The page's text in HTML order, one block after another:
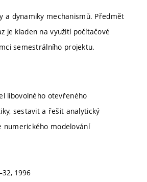
a dynamiky mechanismů. Předmět
je kladen na využití počítačové
semestrálního projektu.
libovolného otevřeného
sestavit a řešit analytický
numerického modelování
1996